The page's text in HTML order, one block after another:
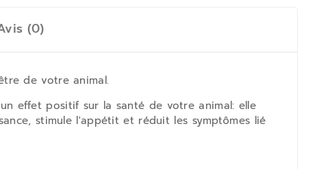
(0)
de votre animal.
effet positif sur la santé de votre animal: elle
stimule l'appétit et réduit les symptômes lié